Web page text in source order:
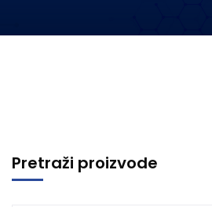
Pretraži proizvode